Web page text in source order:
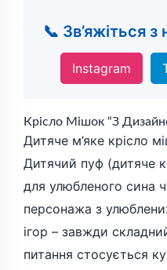
📞 Зв’яжіться з
Instagram
Крісло Мішок “З
Дитяче м’яке крісло
Дитячий пуф (дитяче
для улюбленого сина
персонажа з
ігор – завжди
питання стосується